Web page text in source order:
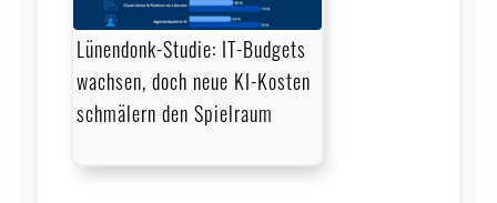
Lünendonk-Studie: IT-Budgets
wachsen, doch neue KI-Kosten
schmälern den Spielraum